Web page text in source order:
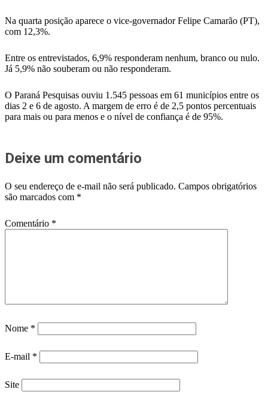
Na quarta posição aparece o vice-governador Felipe Camarão (PT),
com 12,3%.
Entre os entrevistados, 6,9% responderam nenhum, branco ou nulo.
Já 5,9% não souberam ou não responderam.
O Paraná Pesquisas ouviu 1.545 pessoas em 61 municípios entre os
dias 2 e 6 de agosto. A margem de erro é de 2,5 pontos percentuais
para mais ou para menos e o nível de confiança é de 95%.
Deixe um comentário
O seu endereço de e-mail não será publicado. Campos obrigatórios
são marcados com *
Comentário *
Nome *
E-mail *
Site